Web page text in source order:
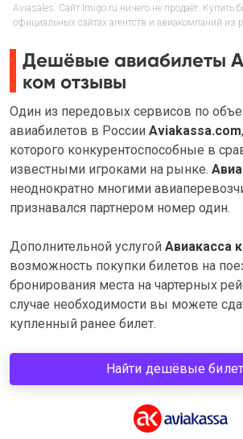
Aviasales. Сайт Imigo.ru ничего не продаёт. Купить
официальных сайтах агентств и авиакомпаний из
Дешёвые авиабилеты
ком отзывы
Один из передовых сервисов по
авиабилетов в России Aviakassa.com
которого конкурентоспособные в
известными игроками на рынке.
неоднократно многими
признавался партнером номер один.
Дополнительной услугой Авиакасса
возможность покупки билетов на
бронирования места на чартерных
случае необходимости вы можете
купленный ранее билет.
Найти дешёвые